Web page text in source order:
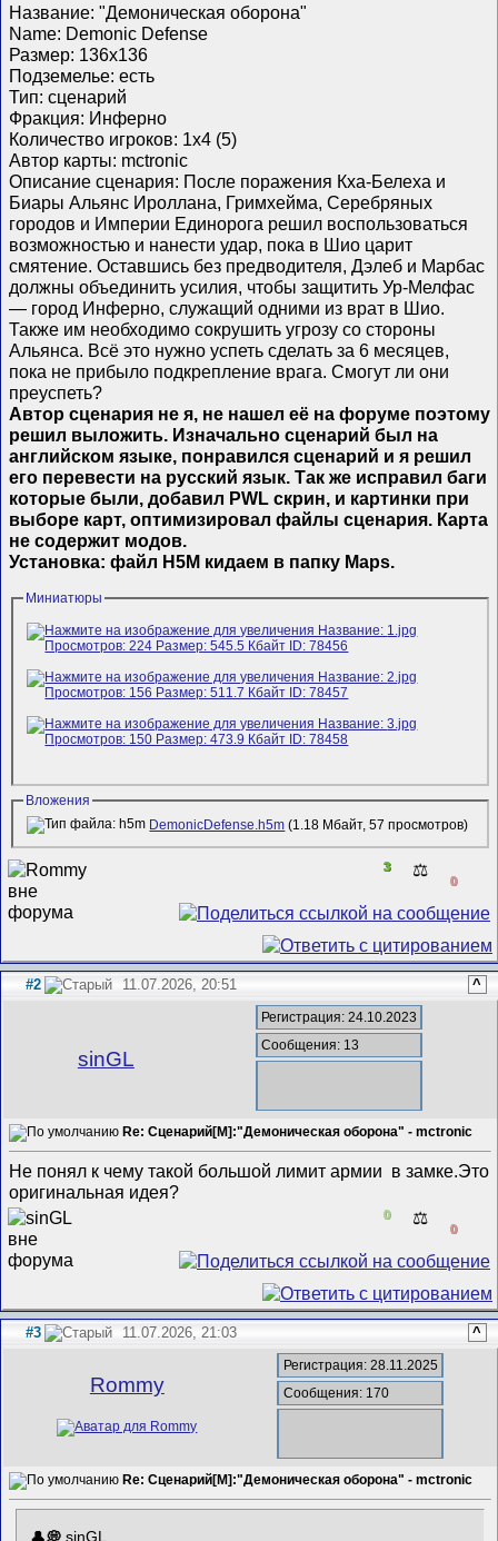
Название: "Демоническая оборона"
Name: Demonic Defense
Размер: 136х136
Подземелье: есть
Тип: сценарий
Фракция: Инферно
Количество игроков: 1х4 (5)
Автор карты: mctronic
Описание сценария: После поражения Кха-Белеха и
Биары Альянс Ироллана, Гримхейма, Серебряных
городов и Империи Единорога решил воспользоваться
возможностью и нанести удар, пока в Шио царит
смятение. Оставшись без предводителя, Дэлеб и Марбас
должны объединить усилия, чтобы защитить Ур-Мелфас
— город Инферно, служащий одними из врат в Шио.
Также им необходимо сокрушить угрозу со стороны
Альянса. Всё это нужно успеть сделать за 6 месяцев,
пока не прибыло подкрепление врага. Смогут ли они
преуспеть?
Автор сценария не я, не нашел её на форуме поэтому
решил выложить. Изначально сценарий был на
английском языке, понравился сценарий и я решил
его перевести на русский язык. Так же исправил баги
которые были, добавил PWL скрин, и картинки при
выборе карт, оптимизировал файлы сценария. Карта
не содержит модов.
Установка: файл H5M кидаем в папку Maps.
Миниатюры
Вложения
DemonicDefense.h5m (1.18 Мбайт, 57 просмотров)
3 ⚖️
0
#2 11.07.2026, 20:51 ^
sinGL
Регистрация: 24.10.2023
Сообщения: 13
Re: Сценарий[M]:"Демоническая оборона" - mctronic
Не понял к чему такой большой лимит армии в замке.Это
оригинальная идея?
0 ⚖️
0
#3 11.07.2026, 21:03 ^
Rommy
Регистрация: 28.11.2025
Сообщения: 170
Re: Сценарий[M]:"Демоническая оборона" - mctronic
sinGL